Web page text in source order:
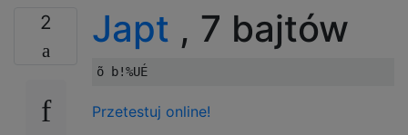
2 Japt , 7 bajtów
Przetestuj online!